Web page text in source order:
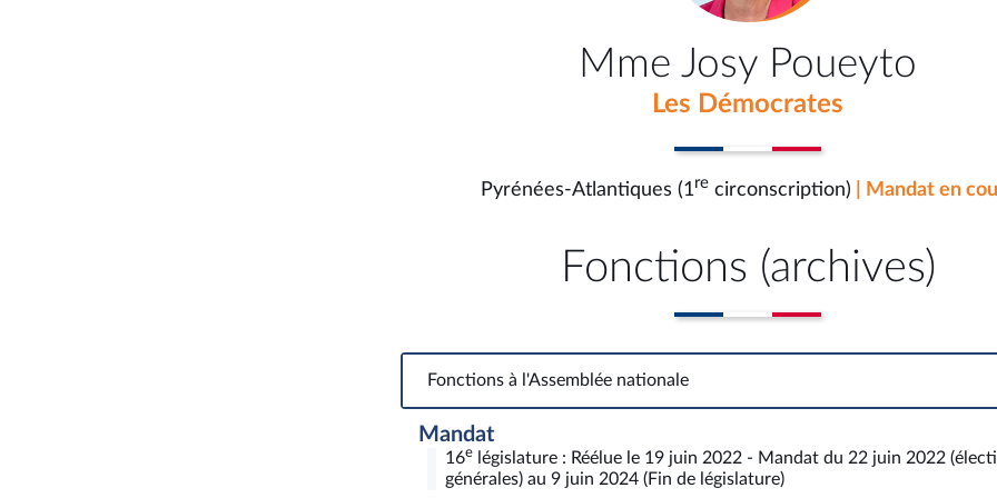
Mme Josy Poueyto
Les Démocrates
Pyrénées-Atlantiques (1re circonscription) | Mandat en
Fonctions (archives)
Fonctions à l'Assemblée nationaleFonctions à l'Assemblée nationale
Mandat
16e législature : Réélue le 19 juin 2022 - Mandat du 22 juin 2022
générales) au 9 juin 2024 (Fin de législature)